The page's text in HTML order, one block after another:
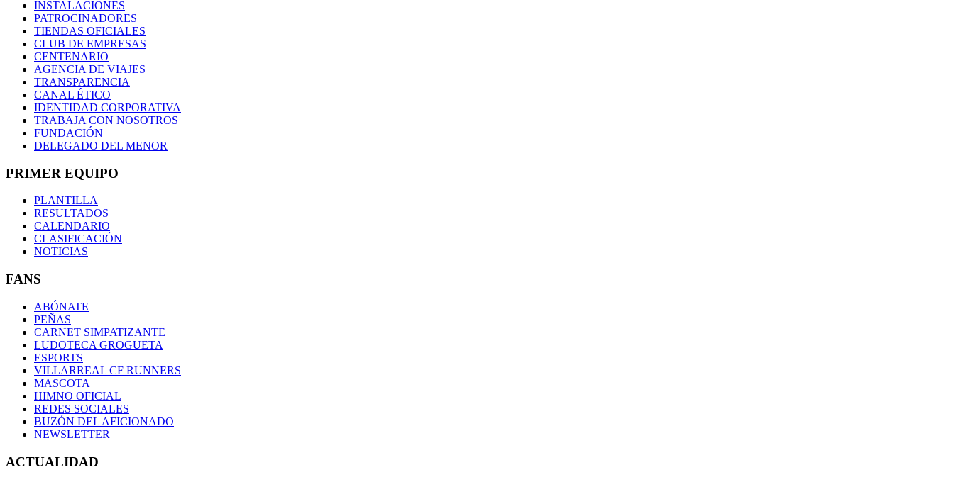
INSTALACIONES
PATROCINADORES
TIENDAS OFICIALES
CLUB DE EMPRESAS
CENTENARIO
AGENCIA DE VIAJES
TRANSPARENCIA
CANAL ÉTICO
IDENTIDAD CORPORATIVA
TRABAJA CON NOSOTROS
FUNDACIÓN
DELEGADO DEL MENOR
PRIMER EQUIPO
PLANTILLA
RESULTADOS
CALENDARIO
CLASIFICACIÓN
NOTICIAS
FANS
ABÓNATE
PEÑAS
CARNET SIMPATIZANTE
LUDOTECA GROGUETA
ESPORTS
VILLARREAL CF RUNNERS
MASCOTA
HIMNO OFICIAL
REDES SOCIALES
BUZÓN DEL AFICIONADO
NEWSLETTER
ACTUALIDAD